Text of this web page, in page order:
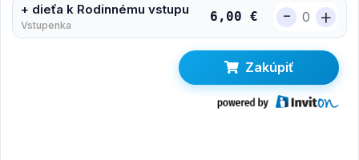
+ dieťa k Rodinnému vstupu
Vstupenka
6,00 € - +
Zakúpiť